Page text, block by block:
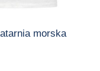
morska